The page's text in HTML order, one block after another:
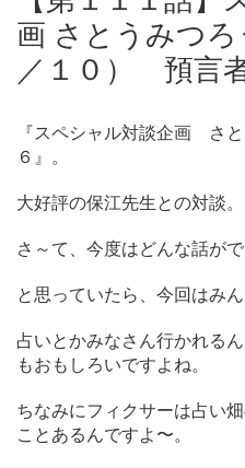
画 さとうみつ
／１０） 預言
『スペシャル対談企画 さ
６』。
大好評の保江先生との対談。
さ～て、今度はどんな話が
と思っていたら、今回はみ
占いとかみなさん行かれる
もおもしろいですよね。
ちなみにフィクサーは占い
ことあるんですよ〜。